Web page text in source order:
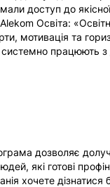
доступ до якісної
Освіта:
мотивація та
працюють з
дозволяє
які готові
хочете